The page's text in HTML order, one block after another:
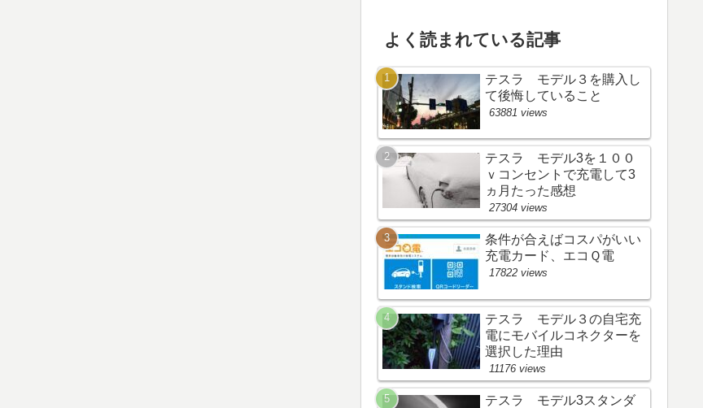
よく読まれている記事
テスラ モデル３を購入し
て後悔していること
63881 views
テスラ モデル3を１００
ｖコンセントで充電して3
ヵ月たった感想
27304 views
条件が合えばコスパがいい
充電カード、エコＱ電
17822 views
テスラ モデル３の自宅充
電にモバイルコネクターを
選択した理由
11176 views
テスラ モデル3スタンダ